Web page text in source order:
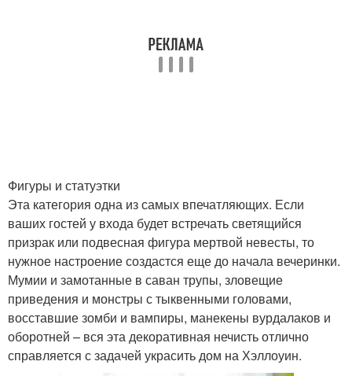
Фигуры и статуэтки
Эта категория одна из самых впечатляющих. Если
ваших гостей у входа будет встречать светящийся
призрак или подвесная фигура мертвой невесты, то
нужное настроение создастся еще до начала вечеринки.
Мумии и замотанные в саван трупы, зловещие
приведения и монстры с тыквенными головами,
восставшие зомби и вампиры, манекены вурдалаков и
оборотней – вся эта декоративная нечисть отлично
справляется с задачей украсить дом на Хэллоуин.